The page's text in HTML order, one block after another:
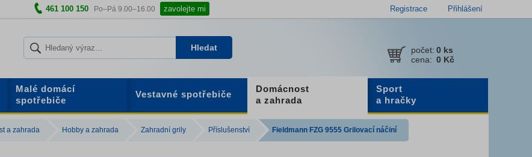
461 100 150 Po–Pá 9.00–16.00 zavolejte mi Registrace Přihlášení
počet: 0 ks
cena: 0 Kč
Hledat
Malé domácí
spotřebiče
Vestavné spotřebiče
Domácnost
a zahrada
Sport
a hračky
a zahrada Hobby a zahrada Zahradní grily Příslušenství Fieldmann FZG 9555 Grilovací náčiní